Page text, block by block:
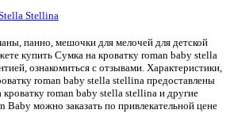
Stellina
панно, мешочки для мелочей для детской
купить Сумка на кроватку roman baby stella
ознакомиться с отзывами. Характеристики,
roman baby stella stellina предоставлены
roman baby stella stellina и другие
Baby можно заказать по привлекательной цене